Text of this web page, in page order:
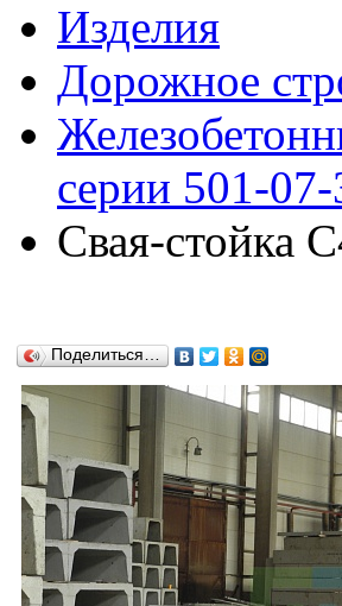
Изделия
Дорожное
серии 501-
Свая-стойка
Поделиться…